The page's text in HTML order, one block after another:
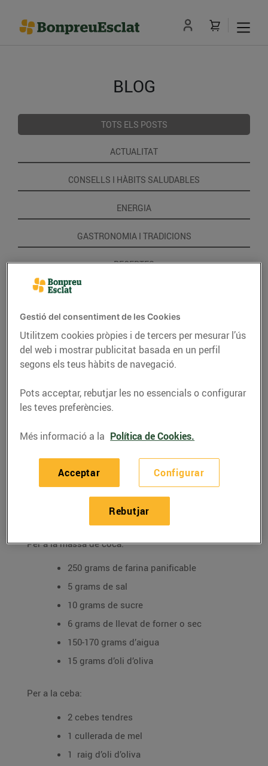
BLOG
TOTS ELS POSTS
ACTUALITAT
CONSELLS I HÀBITS SALUDABLES
ENERGIA
GASTRONOMIA I TRADICIONS
RECEPTES
RECEPTES
Coca de pernil i brie
08/de novembre/2022
Ingredients per 4 persones:
Per a la massa de coca:
250 grams de farina panificable
5 grams de sal
10 grams de sucre
6 grams de llevat de forner o sec
150-170 grams d’aigua
15 grams d’oli d’oliva
Per a la ceba:
2 cebes tendres
1 cullerada de mel
1 raig d’oli d’oliva
Gestió del consentiment de les Cookies
Utilitzem cookies pròpies i de tercers per mesurar l’ús
del web i mostrar publicitat basada en un perfil
segons els teus hàbits de navegació.
Pots acceptar, rebutjar les no essencials o configurar
les teves preferències.
Més informació a la Política de Cookies.
Configurar
Rebutjar
Acceptar